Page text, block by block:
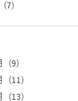
(7)
(9)
(11)
(13)